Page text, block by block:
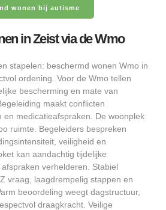
wonen bij autisme
in Zeist via de Wmo
stapelen: beschermd wonen Wmo in
ordening. Voor de Wmo tellen
bescherming en mate van
maakt conflicten
en medicatieafspraken. De woonplek
ruimte. Begeleiders bespreken
veiligheid en
kan aandachtig tijdelijke
verhelderen. Stabiel
vraag, laagdrempelig stappen en
beoordeling weegt dagstructuur,
draagkracht. Veilige